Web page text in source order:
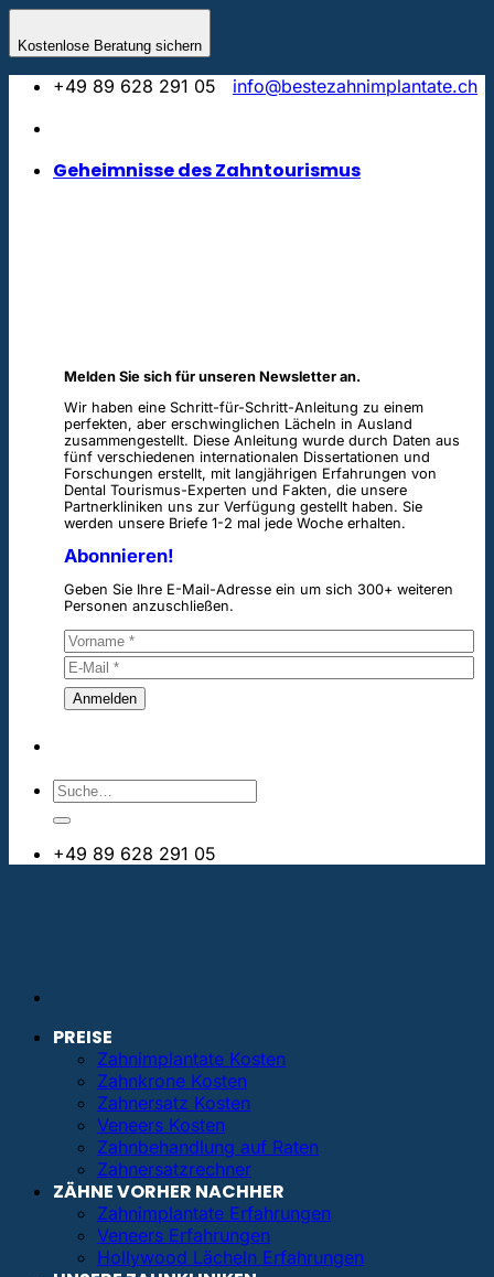
Kostenlose Beratung sichern
content
+49 89 628 291 05
info@bestezahnimplantate.ch
Geheimnisse des Zahntourismus
Melden Sie sich für unseren Newsletter an.
Wir haben eine Schritt-für-Schritt-Anleitung zu einem
perfekten, aber erschwinglichen Lächeln in Ausland
zusammengestellt. Diese Anleitung wurde durch Daten aus
fünf verschiedenen internationalen Dissertationen und
Forschungen erstellt, mit langjährigen Erfahrungen von
Dental Tourismus-Experten und Fakten, die unsere
Partnerkliniken uns zur Verfügung gestellt haben. Sie
werden unsere Briefe 1-2 mal jede Woche erhalten.
Abonnieren!
Geben Sie Ihre E-Mail-Adresse ein um sich 300+ weiteren
Personen anzuschließen.
+49 89 628 291 05
PREISE
Zahnimplantate Kosten
Zahnkrone Kosten
Zahnersatz Kosten
Veneers Kosten
Zahnbehandlung auf Raten
Zahnersatzrechner
ZÄHNE VORHER NACHHER
Zahnimplantate Erfahrungen
Veneers Erfahrungen
Hollywood Lächeln Erfahrungen